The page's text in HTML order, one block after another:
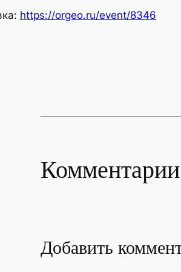
https://orgeo.ru/event/8346
Комментарии
Добавить